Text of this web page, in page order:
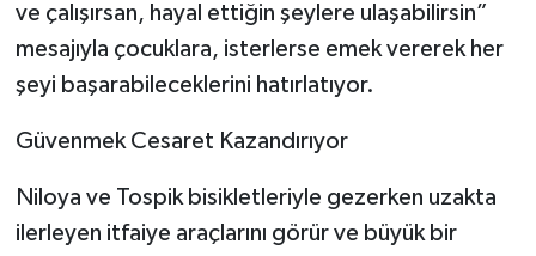
ve çalışırsan, hayal ettiğin şeylere ulaşabilirsin”
mesajıyla çocuklara, isterlerse emek vererek her
şeyi başarabileceklerini hatırlatıyor.
Güvenmek Cesaret Kazandırıyor
Niloya ve Tospik bisikletleriyle gezerken uzakta
ilerleyen itfaiye araçlarını görür ve büyük bir